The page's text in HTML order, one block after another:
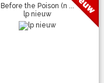
Before the Poison (n ...
lp nieuw